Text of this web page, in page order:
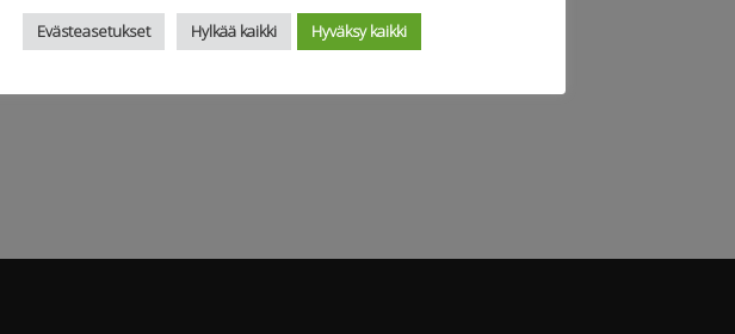
Evästeasetukset Hylkää kaikki Hyväksy kaikki